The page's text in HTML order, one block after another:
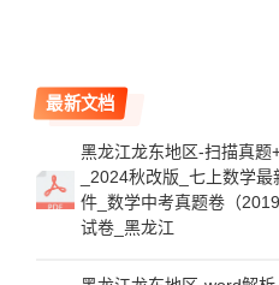
最新文档
黑龙江龙东地区-扫描真题
_2024秋改版_七上数学
件_数学中考真题卷（
试卷_黑龙江